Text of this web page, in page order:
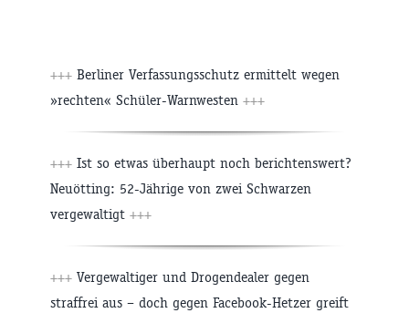
+++ Berliner Verfassungsschutz ermittelt wegen
»rechten« Schüler-Warnwesten +++
+++ Ist so etwas überhaupt noch berichtenswert?
Neuötting: 52-Jährige von zwei Schwarzen
vergewaltigt +++
+++ Vergewaltiger und Drogendealer gegen
straffrei aus – doch gegen Facebook-Hetzer greift